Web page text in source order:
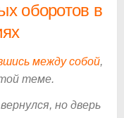
оборотов в
между собой,
теме.
но дверь